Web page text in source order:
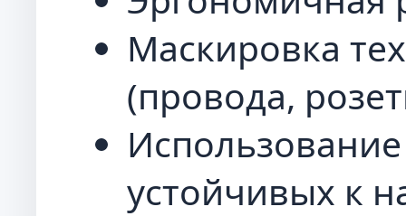
Маскировка
(провода,
устойчивых к